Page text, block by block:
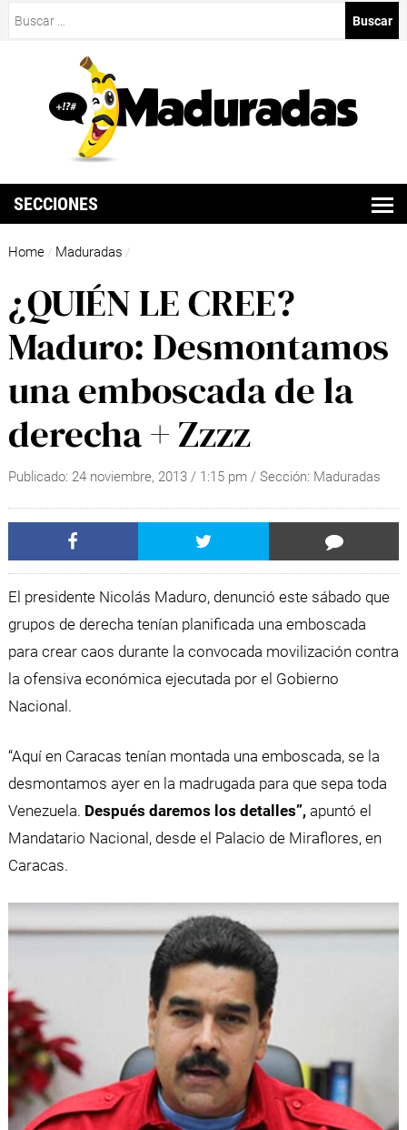
SECCIONES
Home / Maduradas /
¿QUIÉN LE CREE?
Maduro: Desmontamos
una emboscada de la
derecha + Zzzz
Publicado: 24 noviembre, 2013/ 1:15 pm / Sección: Maduradas
El presidente Nicolás Maduro, denunció este sábado que
grupos de derecha tenían planificada una emboscada
para crear caos durante la convocada movilización contra
la ofensiva económica ejecutada por el Gobierno
Nacional.
“Aquí en Caracas tenían montada una emboscada, se la
desmontamos ayer en la madrugada para que sepa toda
Venezuela. Después daremos los detalles”,apuntó el
Mandatario Nacional, desde el Palacio de Miraflores, en
Caracas.